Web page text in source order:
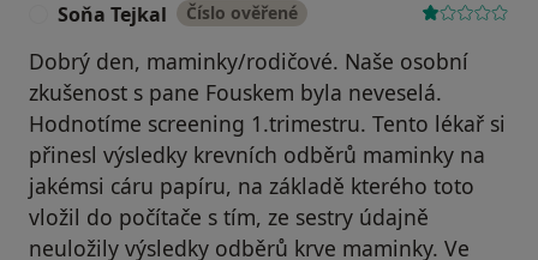
Soňa Tejkal Číslo ověřené
Dobrý den, maminky/rodičové. Naše osobní
zkušenost s pane Fouskem byla neveselá.
Hodnotíme screening 1.trimestru. Tento lékař si
přinesl výsledky krevních odběrů maminky na
jakémsi cáru papíru, na základě kterého toto
vložil do počítače s tím, ze sestry údajně
neuložily výsledky odběrů krve maminky. Ve